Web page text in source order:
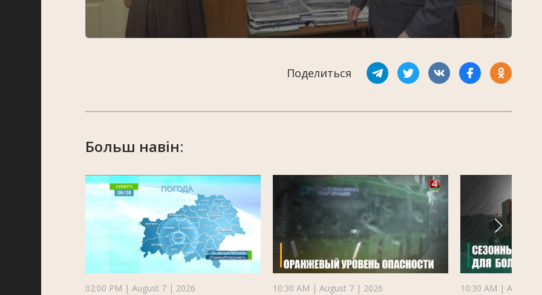
Поделиться
Больш навін:
02:00 PM | August 7 | 2026 10:30 AM | August 7 | 2026 10:30 AM | August 7